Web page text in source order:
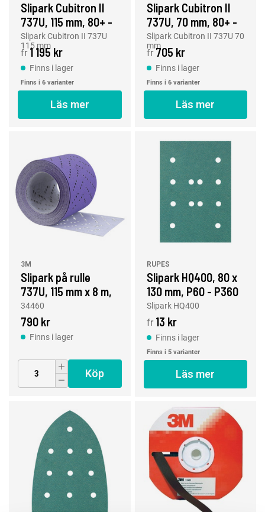
Slipark Cubitron II
737U, 115 mm, 80+ -
400+
Slipark Cubitron II 737U
115 mm
fr 1 195 kr
Finns i lager
Finns i 6 varianter
Läs mer
Slipark Cubitron II
737U, 70 mm, 80+ -
400+
Slipark Cubitron II 737U 70
mm
fr 705 kr
Finns i lager
Finns i 6 varianter
Läs mer
3M
Slipark på rulle
737U, 115 mm x 8 m,
40+
34460
790 kr
Finns i lager
Köp
RUPES
Slipark HQ400, 80 x
130 mm, P60 - P360
Slipark HQ400
fr 13 kr
Finns i lager
Finns i 5 varianter
Läs mer